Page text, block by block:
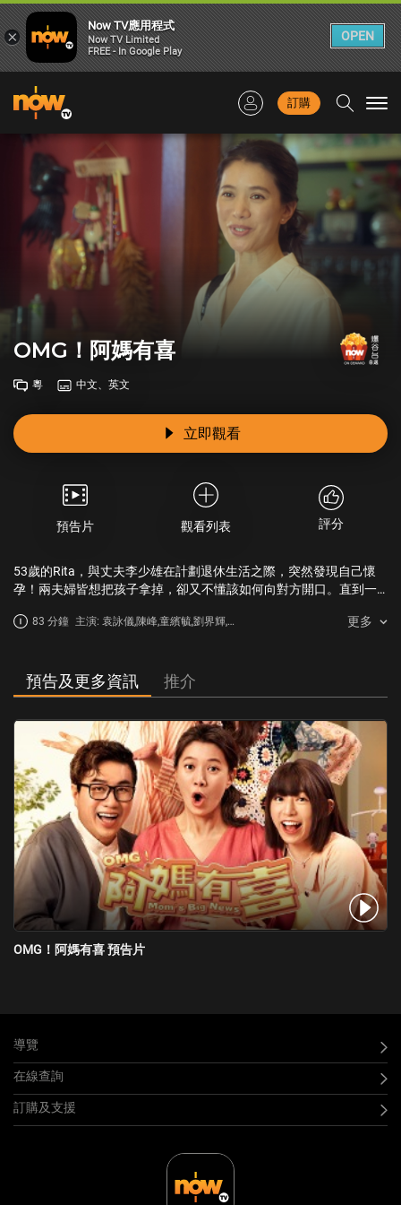
訂購
OMG！阿媽有喜
粵 中文、英文
立即觀看
預告片 觀看列表 評分
53歲的Rita，與丈夫李少雄在計劃退休生活之際，突然發現自己懷
孕！兩夫婦皆想把孩子拿掉，卻又不懂該如何向對方開口。直到一
時，少雄的妹妹—福玲從外國歸來，毅然要搬進來和眾人同住。水火
家，開始了前所未有的「大改革」。然而,就在這奇妙的懷胎過程
中，每人都因為這突如其來的小生命，開始變得不一樣……其中包括
美卻從未真心待人的小女兒；還有缺乏勇氣面對自己的父親……正當
一切皆以為塵埃落定之際，眾人卻收到一個消息：肚子裡的孩子，
可能患有「唐氏綜合症」。面對得來容易，堅持有難的生命，Rita該
如何選擇？
83 分鐘 主演: 袁詠儀,陳峰,童繽毓,劉界輝,黃
更多
預告及更多資訊 推介
OMG！阿媽有喜 預告片
導覽
在線查詢
訂購及支援
×
Now TV應用程式
Now TV Limited
FREE - In Google Play
OPEN